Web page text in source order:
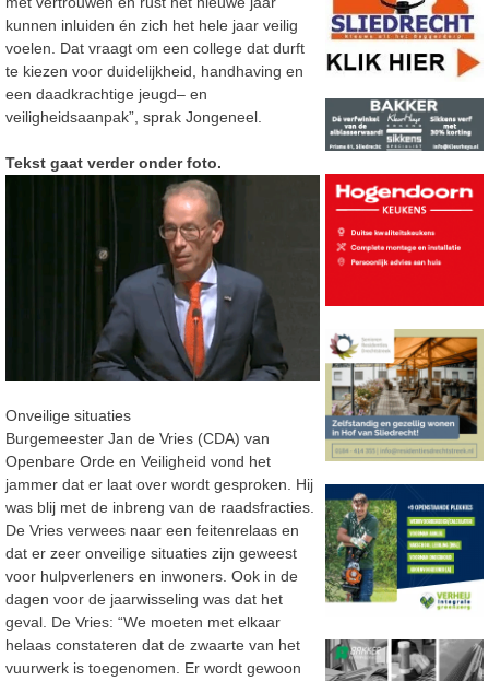
kunnen inluiden én zich het hele jaar veilig
voelen. Dat vraagt om een college dat durft
te kiezen voor duidelijkheid, handhaving en
een daadkrachtige jeugd– en
veiligheidsaanpak”, sprak Jongeneel.
Tekst gaat verder onder foto.
Onveilige situaties
Burgemeester Jan de Vries (CDA) van
Openbare Orde en Veiligheid vond het
jammer dat er laat over wordt gesproken. Hij
was blij met de inbreng van de raadsfracties.
De Vries verwees naar een feitenrelaas en
dat er zeer onveilige situaties zijn geweest
voor hulpverleners en inwoners. Ook in de
dagen voor de jaarwisseling was dat het
geval. De Vries: “We moeten met elkaar
helaas constateren dat de zwaarte van het
vuurwerk is toegenomen. Er wordt gewoon